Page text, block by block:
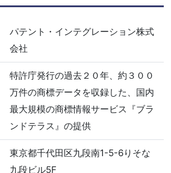
パテント・インテグレーション株式
会社
特許庁発行の過去２０年、約３００
万件の商標データを収録した、国内
最大規模の商標情報サービス『ブラ
ンドテラス』の提供
東京都千代田区九段南1-5-6りそな
九段ビル5F